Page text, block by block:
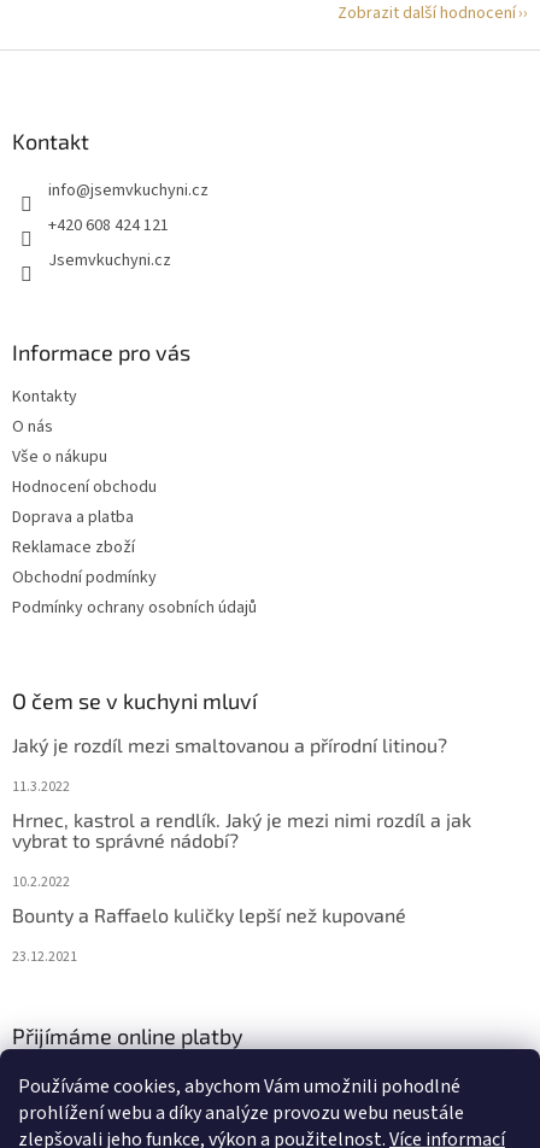
Používáme cookies, abychom Vám umožnili pohodlné
prohlížení webu a díky analýze provozu webu neustále
zlepšovali jeho funkce, výkon a použitelnost.Více informací
Zobrazit další hodnocení
Kontakt
info@jsemvkuchyni.cz
+420 608 424 121
Jsemvkuchyni.cz
Informace pro vás
Kontakty
O nás
Vše o nákupu
Hodnocení obchodu
Doprava a platba
Reklamace zboží
Obchodní podmínky
Podmínky ochrany osobních údajů
O čem se v kuchyni mluví
Jaký je rozdíl mezi smaltovanou a přírodní litinou?
11.3.2022
Hrnec, kastrol a rendlík. Jaký je mezi nimi rozdíl a jak
vybrat to správné nádobí?
10.2.2022
Bounty a Raffaelo kuličky lepší než kupované
23.12.2021
Přijímáme online platby